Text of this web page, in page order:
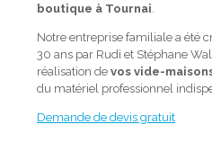
boutique à Tournai.
Notre entreprise familiale a été
30 ans par Rudi et Stéphane
réalisation de vos vide-
du matériel professionnel
Demande de devis gratuit